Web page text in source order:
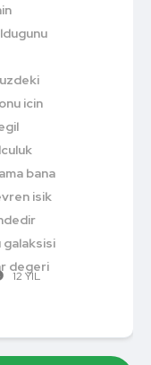
icin
bana
isik
galaksisi
degeri
12 YIL